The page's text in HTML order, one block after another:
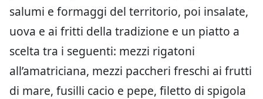
salumi e formaggi del territorio, poi insalate,
uova e ai fritti della tradizione e un piatto a
scelta tra i seguenti: mezzi rigatoni
all’amatriciana, mezzi paccheri freschi ai frutti
di mare, fusilli cacio e pepe, filetto di spigola